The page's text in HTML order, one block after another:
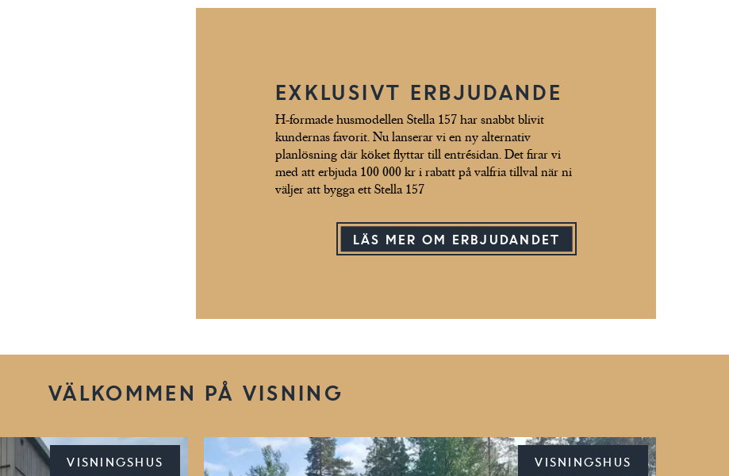
EXKLUSIVT ERBJUDANDE
H-formade husmodellen Stella 157 har snabbt blivit
kundernas favorit. Nu lanserar vi en ny alternativ
planlösning där köket flyttar till entrésidan. Det firar vi
med att erbjuda 100 000 kr i rabatt på valfria tillval när ni
väljer att bygga ett Stella 157
LÄS MER OM ERBJUDANDET
VÄLKOMMEN PÅ VISNING
VISNINGSHUS VISNINGSHUS